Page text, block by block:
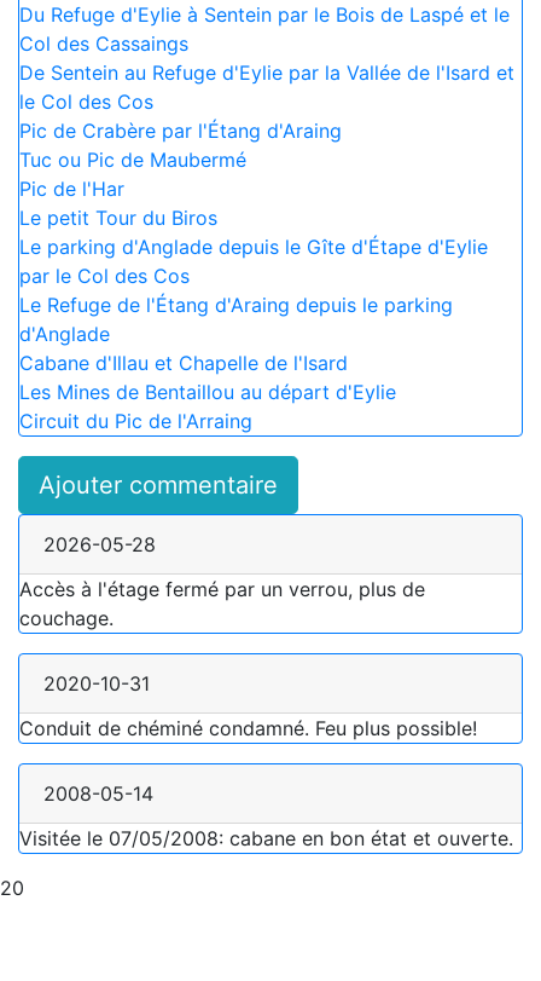
Du Refuge d'Eylie à Sentein par le Bois de Laspé et le
Col des Cassaings
De Sentein au Refuge d'Eylie par la Vallée de l'Isard et
le Col des Cos
Pic de Crabère par l'Étang d'Araing
Tuc ou Pic de Maubermé
Pic de l'Har
Le petit Tour du Biros
Le parking d'Anglade depuis le Gîte d'Étape d'Eylie
par le Col des Cos
Le Refuge de l'Étang d'Araing depuis le parking
d'Anglade
Cabane d'Illau et Chapelle de l'Isard
Les Mines de Bentaillou au départ d'Eylie
Circuit du Pic de l'Arraing
Ajouter commentaire
2026-05-28
Accès à l'étage fermé par un verrou, plus de
couchage.
2020-10-31
Conduit de chéminé condamné. Feu plus possible!
2008-05-14
Visitée le 07/05/2008: cabane en bon état et ouverte.
20